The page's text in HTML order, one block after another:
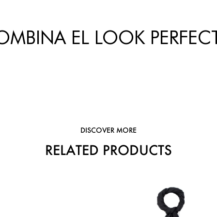
EL LOOK
DISCOVER MORE
RELATED PRODUCTS